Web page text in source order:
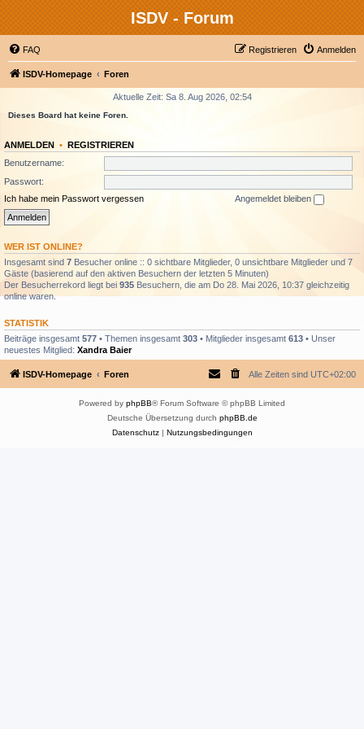
ISDV - Forum
FAQ Anmelden
Registrieren
ISDV-Homepage Foren
Aktuelle Zeit: Sa 8. Aug 2026, 02:54
Dieses Board hat keine Foren.
ANMELDEN • REGISTRIEREN
Benutzername:
Passwort:
Ich habe mein Passwort vergessen
Angemeldet bleiben
WER IST ONLINE?
Insgesamt sind 7 Besucher online :: 0 sichtbare Mitglieder, 0 unsichtbare Mitglieder und 7
Gäste (basierend auf den aktiven Besuchern der letzten 5 Minuten)
Der Besucherrekord liegt bei 935 Besuchern, die am Do 28. Mai 2026, 10:37 gleichzeitig
online waren.
STATISTIK
Beiträge insgesamt 577 • Themen insgesamt 303 • Mitglieder insgesamt 613 • Unser
neuestes Mitglied: Xandra Baier
ISDV-Homepage Foren Alle Zeiten sind UTC+02:00
Powered by phpBB® Forum Software © phpBB Limited
Deutsche Übersetzung durch phpBB.de
Datenschutz| Nutzungsbedingungen